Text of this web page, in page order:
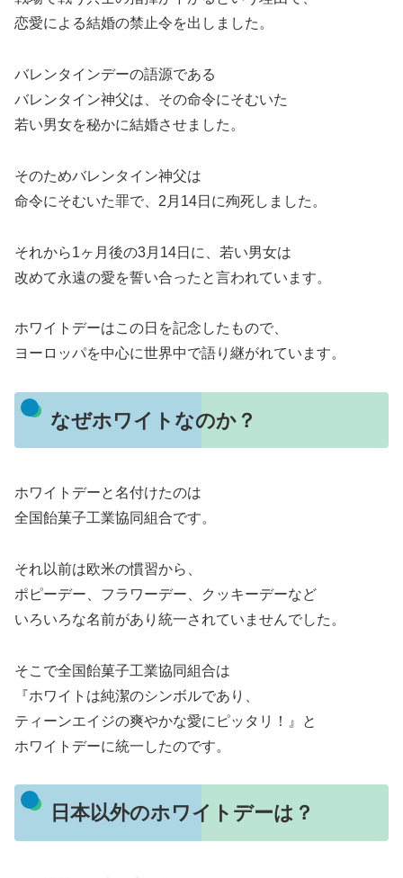
恋愛による結婚の禁止令を出しました。
バレンタインデーの語源である
バレンタイン神父は、その命令にそむいた
若い男女を秘かに結婚させました。
そのためバレンタイン神父は
命令にそむいた罪で、2月14日に殉死しました。
それから1ヶ月後の3月14日に、若い男女は
改めて永遠の愛を誓い合ったと言われています。
ホワイトデーはこの日を記念したもので、
ヨーロッパを中心に世界中で語り継がれています。
なぜホワイトなのか？
ホワイトデーと名付けたのは
全国飴菓子工業協同組合です。
それ以前は欧米の慣習から、
ポピーデー、フラワーデー、クッキーデーなど
いろいろな名前があり統一されていませんでした。
そこで全国飴菓子工業協同組合は
『ホワイトは純潔のシンボルであり、
ティーンエイジの爽やかな愛にピッタリ！』と
ホワイトデーに統一したのです。
日本以外のホワイトデーは？